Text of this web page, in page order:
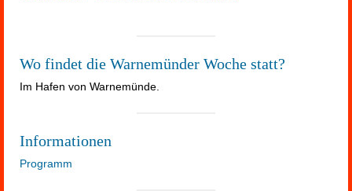
Wo findet die Warnemünder Woche statt?
Im Hafen von Warnemünde.
Informationen
Programm